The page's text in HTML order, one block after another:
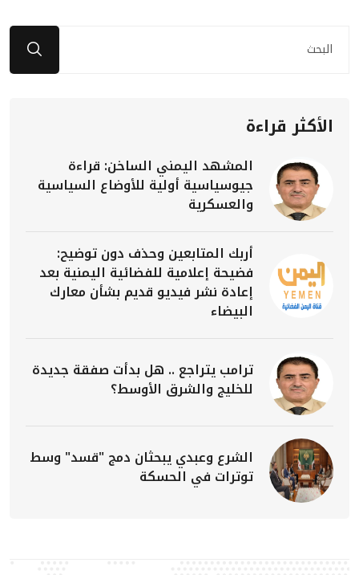
الأكثر قراءة
المشهد اليمني الساخن: قراءة
جيوسياسية أولية للأوضاع السياسية
والعسكرية
أربك المتابعين وحذف دون توضيح:
فضيحة إعلامية للفضائية اليمنية بعد
إعادة نشر فيديو قديم بشأن معارك
البيضاء
ترامب يتراجع .. هل بدأت صفقة جديدة
للخليج والشرق الأوسط؟
الشرع وعبدي يبحثان دمج "قسد" وسط
توترات في الحسكة